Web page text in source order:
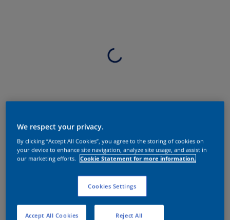
We respect your privacy.
By clicking “Accept All Cookies”, you agree to the storing of cookies on
your device to enhance site navigation, analyze site usage, and assist in
our marketing efforts.
Cookie Statement for more information.
Cookies Settings
Reject All
Accept All Cookies